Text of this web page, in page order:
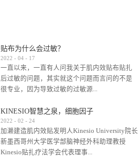
贴布为什么会过敏？
2022 - 04 - 17
一直以来，一直有人问我关于肌内效贴布贴扎
后过敏的问题，其实就这个问题而言问的不是
很专业，因为导致过敏的过敏源...
很多，比如试穿件衣服有时都会过敏，特定条
件下吃东西有时也会过敏，难道不吃不穿了？
其他品牌的在此我们不予评价，就KINESIO肌内
效贴布来说，40多年的研究开发制造肌内效贴
KINESIO智慧之泉，细胞因子
2022 - 02 - 24
加濑建造肌内效贴发明人Kinesio University院长
新墨西哥州大学医学部脑神经外科助理教授
Kinesio贴扎疗法学会代表理事...